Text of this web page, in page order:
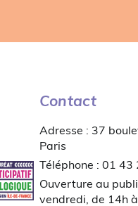
Contact
Adresse : 37
Paris
Téléphone : 01 43
Ouverture au
vendredi, de 14h